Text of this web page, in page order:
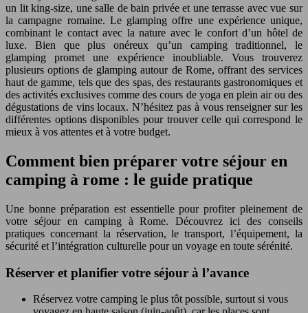
un lit king-size, une salle de bain privée et une terrasse avec vue sur
la campagne romaine. Le glamping offre une expérience unique,
combinant le contact avec la nature avec le confort d’un hôtel de
luxe. Bien que plus onéreux qu’un camping traditionnel, le
glamping promet une expérience inoubliable. Vous trouverez
plusieurs options de glamping autour de Rome, offrant des services
haut de gamme, tels que des spas, des restaurants gastronomiques et
des activités exclusives comme des cours de yoga en plein air ou des
dégustations de vins locaux. N’hésitez pas à vous renseigner sur les
différentes options disponibles pour trouver celle qui correspond le
mieux à vos attentes et à votre budget.
Comment bien préparer votre séjour en
camping à rome : le guide pratique
Une bonne préparation est essentielle pour profiter pleinement de
votre séjour en camping à Rome. Découvrez ici des conseils
pratiques concernant la réservation, le transport, l’équipement, la
sécurité et l’intégration culturelle pour un voyage en toute sérénité.
Réserver et planifier votre séjour à l’avance
Réservez votre camping le plus tôt possible, surtout si vous